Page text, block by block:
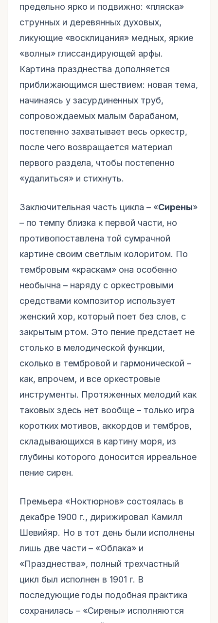
предельно ярко и подвижно: «пляска»
струнных и деревянных духовых,
ликующие «восклицания» медных, яркие
«волны» глиссандирующей арфы.
Картина празднества дополняется
приближающимся шествием: новая тема,
начинаясь у засурдиненных труб,
сопровождаемых малым барабаном,
постепенно захватывает весь оркестр,
после чего возвращается материал
первого раздела, чтобы постепенно
«удалиться» и стихнуть.
Заключительная часть цикла – «Сирены»
– по темпу близка к первой части, но
противопоставлена той сумрачной
картине своим светлым колоритом. По
тембровым «краскам» она особенно
необычна – наряду с оркестровыми
средствами композитор использует
женский хор, который поет без слов, с
закрытым ртом. Это пение предстает не
столько в мелодической функции,
сколько в тембровой и гармонической –
как, впрочем, и все оркестровые
инструменты. Протяженных мелодий как
таковых здесь нет вообще – только игра
коротких мотивов, аккордов и тембров,
складывающихся в картину моря, из
глубины которого доносится ирреальное
пение сирен.
Премьера «Ноктюрнов» состоялась в
декабре 1900 г., дирижировал Камилл
Шевийяр. Но в тот день были исполнены
лишь две части – «Облака» и
«Празднества», полный трехчастный
цикл был исполнен в 1901 г. В
последующие годы подобная практика
сохранилась – «Сирены» исполняются